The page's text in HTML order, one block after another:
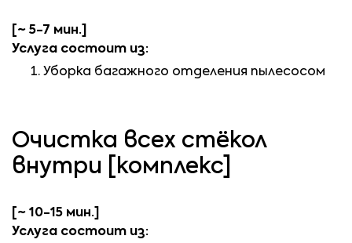
[~ 5-7 мин.]
Услуга состоит из:
Уборка багажного отделения пылесосом
Очистка всех стёкол
внутри [комплекс]
[~ 10-15 мин.]
Услуга состоит из: